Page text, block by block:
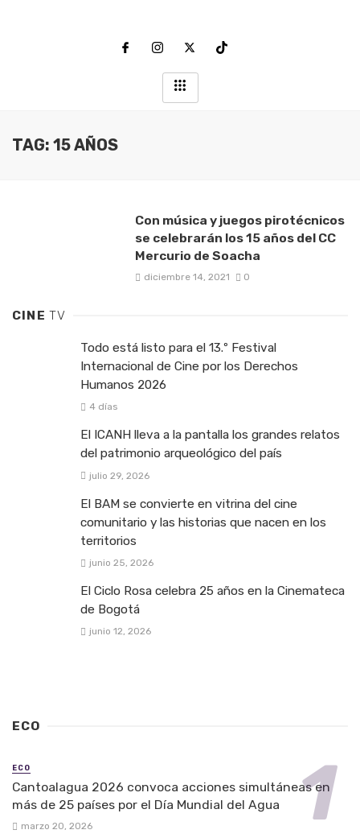
TAG: 15 AÑOS
Con música y juegos pirotécnicos
se celebrarán los 15 años del CC
Mercurio de Soacha
diciembre 14, 2021 0
CINETV
Todo está listo para el 13.º Festival
Internacional de Cine por los Derechos
Humanos 2026
4 días
El ICANH lleva a la pantalla los grandes relatos
del patrimonio arqueológico del país
julio 29, 2026
El BAM se convierte en vitrina del cine
comunitario y las historias que nacen en los
territorios
junio 25, 2026
El Ciclo Rosa celebra 25 años en la Cinemateca
de Bogotá
junio 12, 2026
ECO
ECO
Cantoalagua 2026 convoca acciones simultáneas en
más de 25 países por el Día Mundial del Agua
marzo 20, 2026